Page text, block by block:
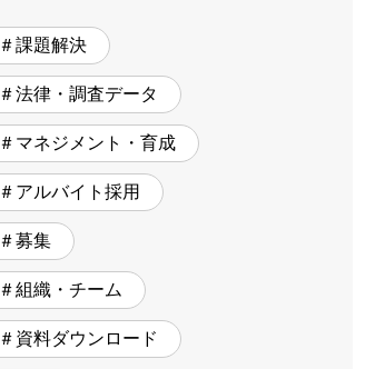
＃課題解決
＃法律・調査データ
＃マネジメント・育成
＃アルバイト採用
＃募集
＃組織・チーム
＃資料ダウンロード